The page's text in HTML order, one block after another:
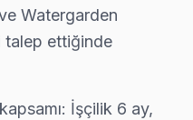
önemli bir marka
: 32 inç için ortalama
serisine göre
T-Con Kart : Bu
Watergarden
talep ettiğinde
İşçilik 6 ay,